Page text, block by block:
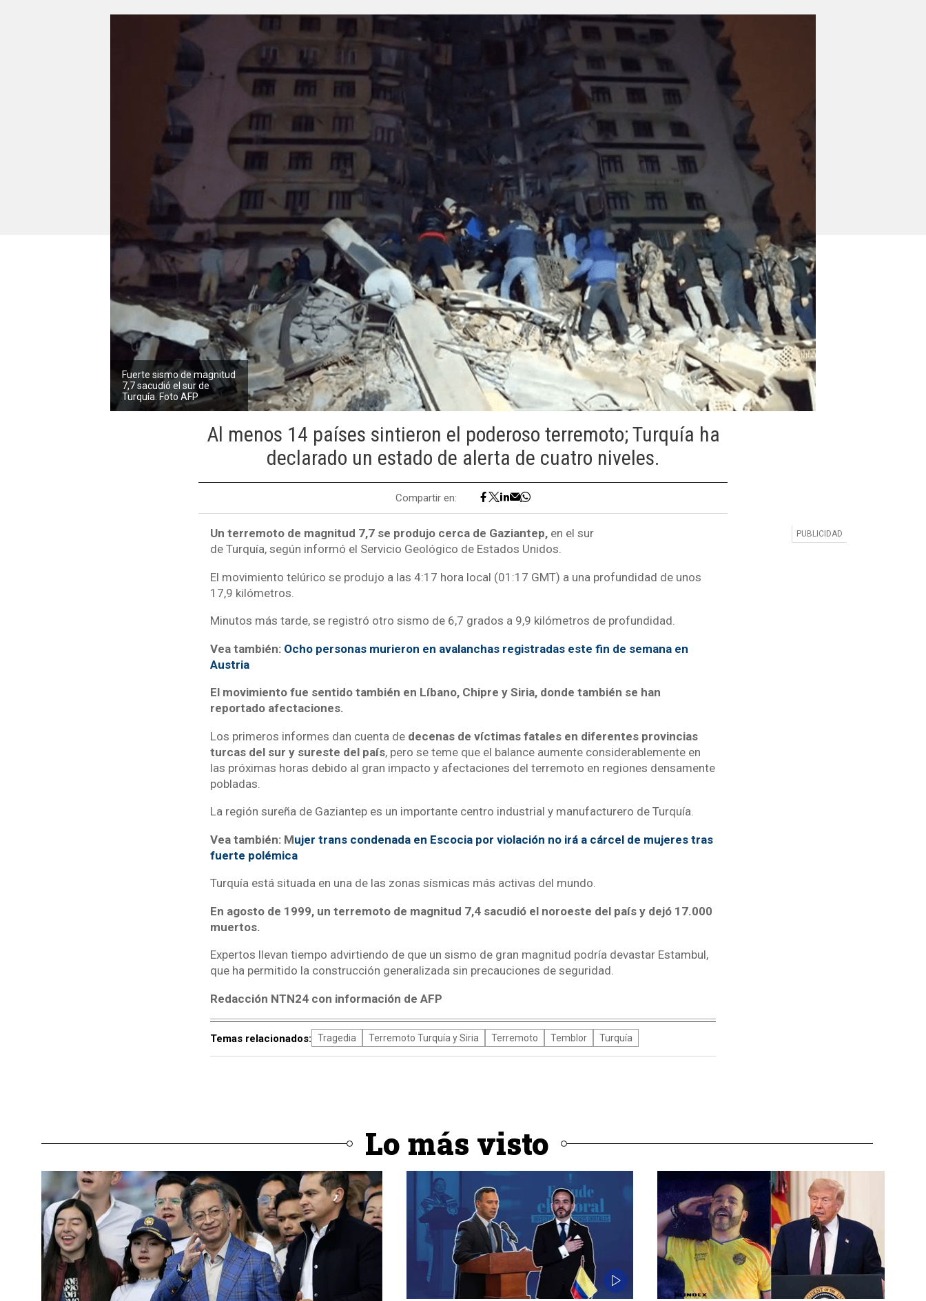
Fuerte sismo de magnitud
7,7 sacudió el sur de
Turquía. Foto AFP
Al menos 14 países sintieron el poderoso terremoto; Turquía ha
declarado un estado de alerta de cuatro niveles.
Compartir en:
Un terremoto de magnitud 7,7 se produjo cerca de Gaziantep,en el sur
de Turquía, según informó el Servicio Geológico de Estados Unidos.
El movimiento telúrico se produjo a las 4:17 hora local (01:17 GMT) a una profundidad de unos
17,9 kilómetros.
Minutos más tarde, se registró otro sismo de 6,7 grados a 9,9 kilómetros de profundidad.
Vea también: Ocho personas murieron en avalanchas registradas este fin de semana en
Austria
El movimiento fue sentido también en Líbano, Chipre y Siria, donde también se han
reportado afectaciones.
Los primeros informes dan cuenta de decenas de víctimas fatales en diferentes provincias
turcas del sur y sureste del país, pero se teme que el balance aumente considerablemente en
las próximas horas debido al gran impacto y afectaciones del terremoto en regiones densamente
pobladas.
La región sureña de Gaziantep es un importante centro industrial y manufacturero de Turquía.
Vea también: Mujer trans condenada en Escocia por violación no irá a cárcel de mujeres tras
fuerte polémica
Turquía está situada en una de las zonas sísmicas más activas del mundo.
En agosto de 1999, un terremoto de magnitud 7,4 sacudió el noroeste del país y dejó 17.000
muertos.
Expertos llevan tiempo advirtiendo de que un sismo de gran magnitud podría devastar Estambul,
que ha permitido la construcción generalizada sin precauciones de seguridad.
Redacción NTN24 con información de AFP
Temas relacionados: Tragedia Terremoto Turquía y Siria Terremoto Temblor Turquía
Lo más visto